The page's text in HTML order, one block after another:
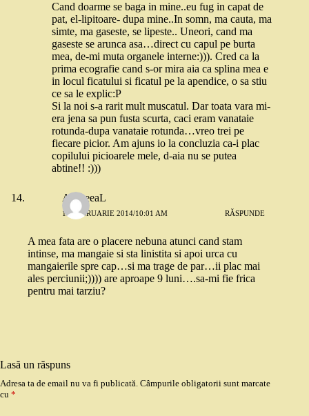
Cand doarme se baga in mine..eu fug in capat de
pat, el-lipitoare- dupa mine..In somn, ma cauta, ma
simte, ma gaseste, se lipeste.. Uneori, cand ma
gaseste se arunca asa…direct cu capul pe burta
mea, de-mi muta organele interne:))). Cred ca la
prima ecografie cand s-or mira aia ca splina mea e
in locul ficatului si ficatul pe la apendice, o sa stiu
ce sa le explic:P
Si la noi s-a rarit mult muscatul. Dar toata vara mi-
era jena sa pun fusta scurta, caci eram vanataie
rotunda-dupa vanataie rotunda…vreo trei pe
fiecare picior. Am ajuns io la concluzia ca-i plac
copilului picioarele mele, d-aia nu se putea
abtine!! :)))
AndreeaL
10 FEBRUARIE 2014/10:01 AM RĂSPUNDE
A mea fata are o placere nebuna atunci cand stam
intinse, ma mangaie si sta linistita si apoi urca cu
mangaierile spre cap…si ma trage de par…ii plac mai
ales perciunii;)))) are aproape 9 luni….sa-mi fie frica
pentru mai tarziu?
Lasă un răspuns
Adresa ta de email nu va fi publicată. Câmpurile obligatorii sunt marcate
cu *